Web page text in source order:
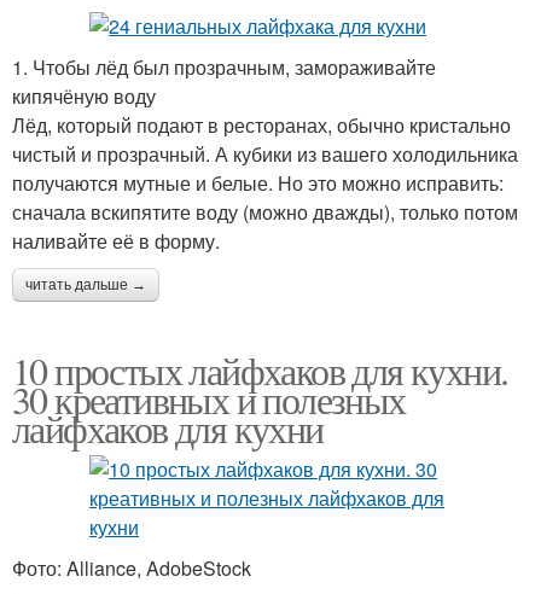
1. Чтобы лёд был прозрачным, замораживайте
кипячёную воду
Лёд, который подают в ресторанах, обычно кристально
чистый и прозрачный. А кубики из вашего холодильника
получаются мутные и белые. Но это можно исправить:
сначала вскипятите воду (можно дважды), только потом
наливайте её в форму.
читать дальше →
10 простых лайфхаков для кухни.
30 креативных и полезных
лайфхаков для кухни
Фото: Alliance, AdobeStock